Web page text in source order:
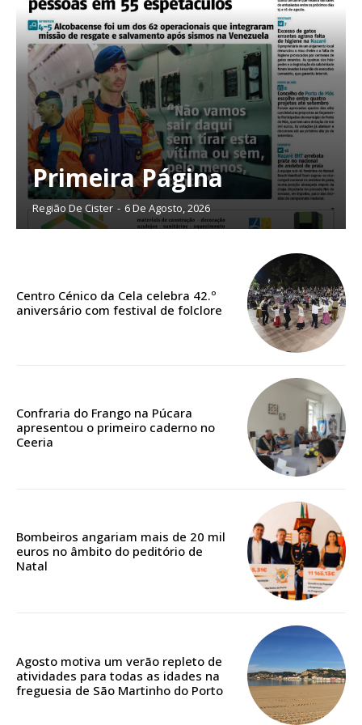
assinantes
Ofertas para assinatura anual
Escolha o plano
ASSINATURA
DIGITAL ANUAL
16€
Escolha o plano
Primeira Página
Região De Cister - 6 De Agosto, 2026
Centro Cénico da Cela celebra 42.º
aniversário com festival de folclore
Confraria do Frango na Púcara
apresentou o primeiro caderno no
Ceeria
Bombeiros angariam mais de 20 mil
euros no âmbito do peditório de
Natal
Agosto motiva um verão repleto de
atividades para todas as idades na
freguesia de São Martinho do Porto